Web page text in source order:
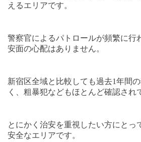
えるエリアです。
警察官によるパトロールが頻繁に行
安面の心配はありません。
新宿区全域と比較しても過去1年間
く、粗暴犯などもほとんど確認され
とにかく治安を重視したい方にとっ
安全なエリアです。